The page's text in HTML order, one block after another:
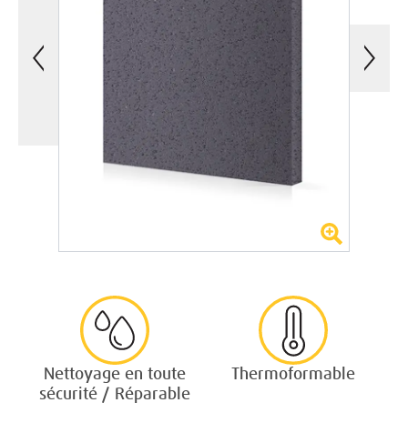
Nettoyage en toute
sécurité / Réparable
Thermoformable